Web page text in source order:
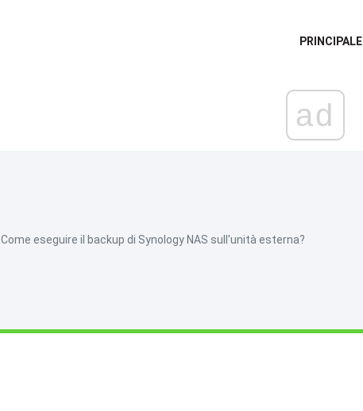
PRINCIPALE
ad
Come eseguire il backup di Synology NAS sull'unità esterna?